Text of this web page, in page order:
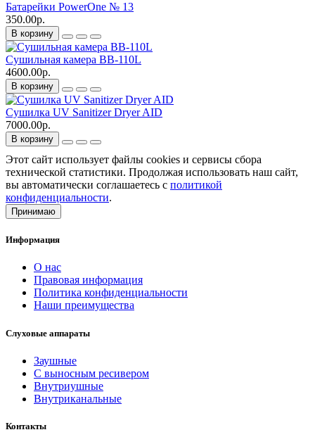
Батарейки PowerOne № 13
350.00р.
В корзину
Сушильная камера BB-110L
4600.00р.
В корзину
Сушилка UV Sanitizer Dryer AID
7000.00р.
В корзину
Этот сайт использует файлы cookies и сервисы сбора
технической статистики. Продолжая использовать наш сайт,
вы автоматически соглашаетесь с политикой
конфиденциальности.
Принимаю
Информация
О нас
Правовая информация
Политика конфиденциальности
Наши преимущества
Слуховые аппараты
Заушные
С выносным ресивером
Внутриушные
Внутриканальные
Контакты